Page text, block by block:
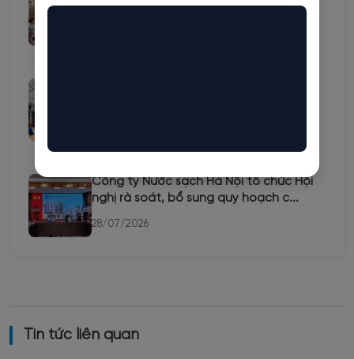
hoạch tổ chức Hội thi tuyên tru...
Công ty Nước sạch Hà Nội tổ chức Hội
nghị rà soát, bổ sung quy hoạch c...
28/07/2026
Tin tức liên quan